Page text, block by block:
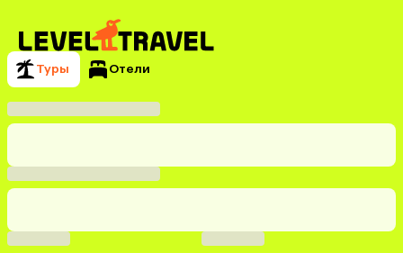
Туры Отели